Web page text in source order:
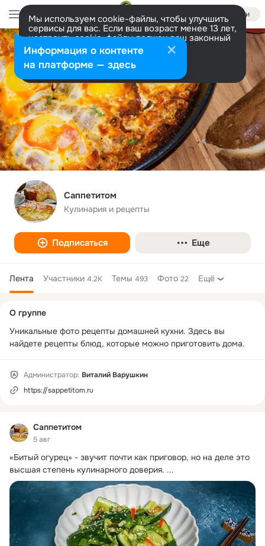
Войти
Мы используем cookie-файлы, чтобы улучшить
сервисы для вас. Если ваш возраст менее 13 лет,
настроить cookie-файлы должен ваш законный
представитель. Больше информации
Разрешить все Настроить
Саппетитом
Кулинария и рецепты
Подписаться Еще
Лента Участники 4.2K Темы 493 Фото 22 Ещё
Саппетитом
5 авг
«Битый огурец» - звучит почти как приговор, но на деле это
высшая степень кулинарного доверия. ...
колонка
О группе
Уникальные фото рецепты домашней кухни. Здесь вы
найдете рецепты блюд, которые можно приготовить дома.
Администратор: Виталий Варушкин
https://sappetitom.ru
Информация о контенте
на платформе — здесь